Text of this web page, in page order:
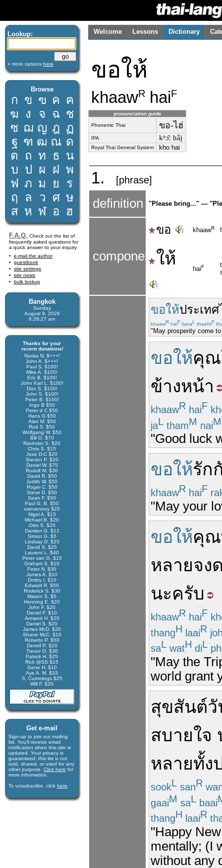
Lookup:
» more options here
Browse
ก ข ฃ ค ฅ
ฆ ง จ ฉ ช
ซ ฌ ญ ฎ ฏ
ฐ ฑ ฒ ณ ด
ต ถ ท ธ น
บ ป ผ ฝ พ
ฟ ภ ม ย
ร
ฤ
ล ว ศ ษ
ส ห ฬ อ ฮ
F.A.Q. Check out the list of
frequently asked questions for
a quick answer to your inquiry
e-mail the author
guestbook
site settings
site news
bulk lookup
Bangkok
Sunday
August 9, 2026
6:28:28 am
Thanks for your
recent donations!
Narisa N. $+++!
John A. $+++!
Paul S. $100!
Mike A. $100!
Eric B. $100!
John Karl L. $100!
Don S. $100!
John S. $100!
Peter B. $100!
Ingo B $50
Peter d C $50
Hans G $50
Alan M. $50
Rod S. $50
Wolfgang W. $50
Bill O. $70
Ravinder S. $20
Chris S. $15
Jose D-C $20
Steven P. $20
Daniel W. $75
Rudolf M. $30
David R. $50
Judith W. $50
Roger C. $50
Steve D. $50
Sean F. $50
Paul G. B. $50
xsinventory $20
Nigel A. $15
Michael B. $20
Otto S. $20
Damien G. $12
Simon G. $5
Lindsay D. $25
David S. $25
Laurent L. $40
Peter van G. $10
Graham S. $10
Peter N. $30
James A. $10
Dmitry I. $10
Edward R. $50
Roderick S. $30
Mason S. $5
Henning E. $20
John F. $20
Daniel F. $10
Armand H. $20
Daniel S. $20
James McD. $20
Shane McC. $10
Roberto P. $50
Derrell P. $20
Trevor O. $30
Patrick H. $25
Rick @SS $15
Gene H. $10
Aye A. M. $33
S. Cummings $25
Will F. $20
Get e-mail
Sign-up to join our mail­ing
list. You'll receive e­mail
notification when this site is
updated. Your privacy is
guaran­teed; this list is not
sold, shared, or used for any
other purpose. Click here for
more infor­mation.
To unsubscribe, click here
Welcome Lessons Dictionary
ขอให้
khaawR haiF
pronunciation guide
Phonemic Thai ขอ-ไฮ่
IPA kʰɔ̌ː hâj
Royal Thai General System kho hai
1. [phrase]
definition "Please bring..." —
components
ขอ khaawR
ให้
haiF
ขอให้ประเท
khaawR haiF bpraL thaehtF
"May prosperity come
ขอให้คุณ
ข้างหน้า
khaawR haiF
jaL thamM naiM
"Good luck
ขอให้รัก
khaawR haiF
"May your
ขอให้คุณ
หลายจง
นะครับ
khaawR haiF
thangH laaiR
saL watH diL
"May the
world grant
สุขสันต์
สบายใจ
หลายทั้ง
sookL sanR
gaaiM saL baai
thangH laaiR
"Happy
mentally; (I
without any